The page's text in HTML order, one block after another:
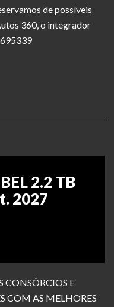
de possíveis
360, o integrador
2.2 TB
2027
CONSÓRCIOS E
COM AS MELHORES